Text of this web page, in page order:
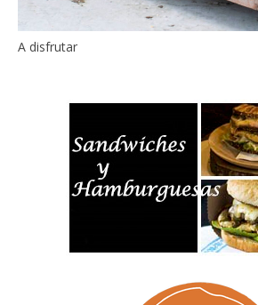
A disfrutar